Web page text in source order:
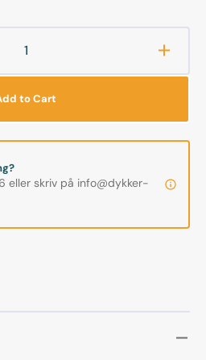
-
D710
3000
to Cart
eller skriv på info@dykker-